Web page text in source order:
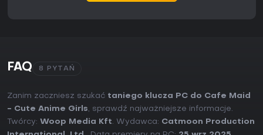
FAQ 8 PYTAŃ
Zanim zaczniesz szukać taniego klucza PC do Cafe Maid
- Cute Anime Girls, sprawdź najważniejsze informacje.
Twórcy: Woop Media Kft. Wydawca: Catmoon Production